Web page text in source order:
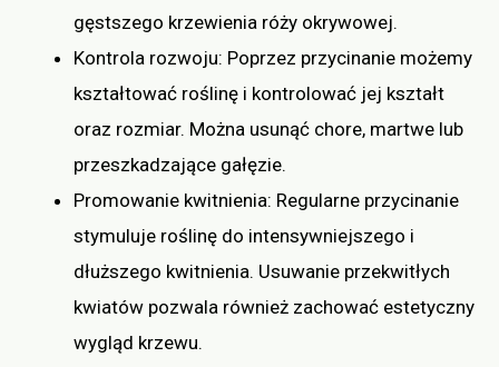
gęstszego krzewienia róży okrywowej.
Kontrola rozwoju: Poprzez przycinanie możemy
kształtować roślinę i kontrolować jej kształt
oraz rozmiar. Można usunąć chore, martwe lub
przeszkadzające gałęzie.
Promowanie kwitnienia: Regularne przycinanie
stymuluje roślinę do intensywniejszego i
dłuższego kwitnienia. Usuwanie przekwitłych
kwiatów pozwala również zachować estetyczny
wygląd krzewu.